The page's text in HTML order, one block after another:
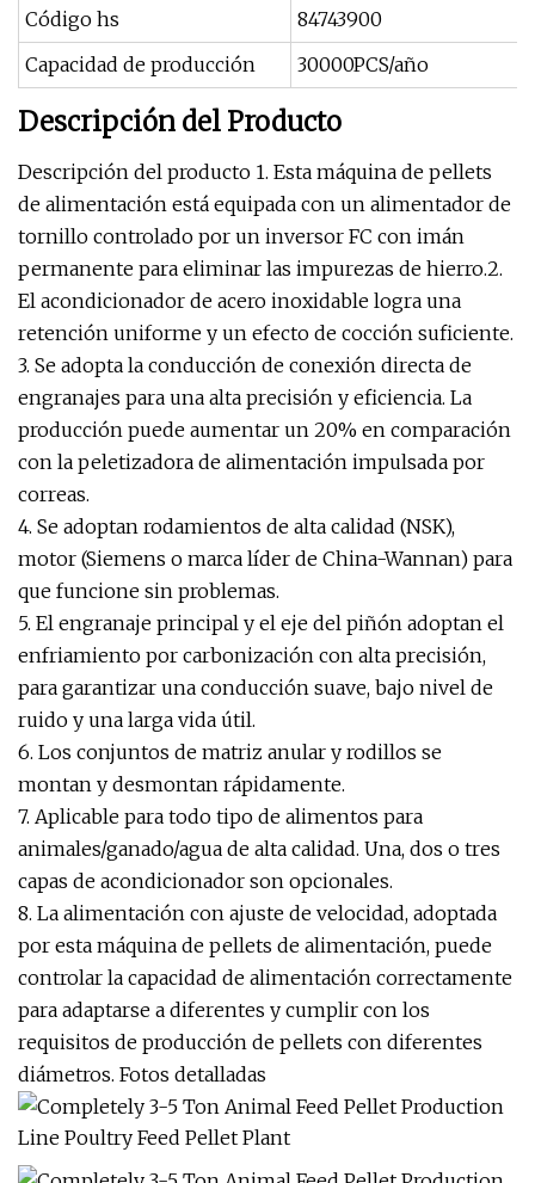
Código hs
84743900
Capacidad de producción
30000PCS/año
Descripción del Producto
Descripción del producto 1. Esta máquina de pellets
de alimentación está equipada con un alimentador de
tornillo controlado por un inversor FC con imán
permanente para eliminar las impurezas de hierro.2.
El acondicionador de acero inoxidable logra una
retención uniforme y un efecto de cocción suficiente.
3. Se adopta la conducción de conexión directa de
engranajes para una alta precisión y eficiencia. La
producción puede aumentar un 20% en comparación
con la peletizadora de alimentación impulsada por
correas.
4. Se adoptan rodamientos de alta calidad (NSK),
motor (Siemens o marca líder de China-Wannan) para
que funcione sin problemas.
5. El engranaje principal y el eje del piñón adoptan el
enfriamiento por carbonización con alta precisión,
para garantizar una conducción suave, bajo nivel de
ruido y una larga vida útil.
6. Los conjuntos de matriz anular y rodillos se
montan y desmontan rápidamente.
7. Aplicable para todo tipo de alimentos para
animales/ganado/agua de alta calidad. Una, dos o tres
capas de acondicionador son opcionales.
8. La alimentación con ajuste de velocidad, adoptada
por esta máquina de pellets de alimentación, puede
controlar la capacidad de alimentación correctamente
para adaptarse a diferentes y cumplir con los
requisitos de producción de pellets con diferentes
diámetros. Fotos detalladas